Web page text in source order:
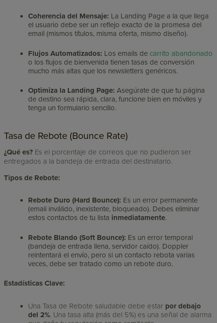
Coherencia del Mensaje: La Landing Page a la que llega
el usuario debe ser un reflejo exacto de la promesa del
email (mismos títulos, misma oferta, mismo diseño).
Flujos Automatizados: Los emails de carrito abandonado
o los flujos de bienvenida tienen tasas de conversión
mucho más altas que los newsletters genéricos.
Optimiza la Landing Page: Asegúrate de que tu página
de destino sea rápida, clara, funcione bien en móviles y
tenga un formulario sencillo.
Tasa de Rebote (Bounce Rate)
¿Qué es? Es el porcentaje de correos que no pudieron ser
entregados a la bandeja de entrada del destinatario.
Tipos de Rebote:
Rebote Duro (Hard Bounce): Es un error permanente
(email inválido, inexistente, bloqueado). Debes eliminar
estos contactos de tu lista inmediatamente.
Rebote Blando (Soft Bounce): Es un error temporal
(bandeja de entrada llena, servidor caído). Doppler
reintentará el envío, pero si un contacto rebota varias
veces, debe ser tratado como un rebote duro.
Estadísticas Clave:
Una Tasa de Rebote saludable debe estar por debajo
del 2% . Una tasa alta (más del 5%) es una señal de alarma